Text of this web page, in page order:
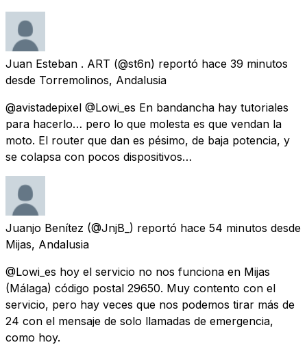
Juan Esteban . ART (@st6n) reportó hace 39 minutos
desde Torremolinos, Andalusia
@avistadepixel @Lowi_es En bandancha hay tutoriales
para hacerlo… pero lo que molesta es que vendan la
moto. El router que dan es pésimo, de baja potencia, y
se colapsa con pocos dispositivos…
Juanjo Benítez (@JnjB_) reportó hace 54 minutos desde
Mijas, Andalusia
@Lowi_es hoy el servicio no nos funciona en Mijas
(Málaga) código postal 29650. Muy contento con el
servicio, pero hay veces que nos podemos tirar más de
24 con el mensaje de solo llamadas de emergencia,
como hoy.